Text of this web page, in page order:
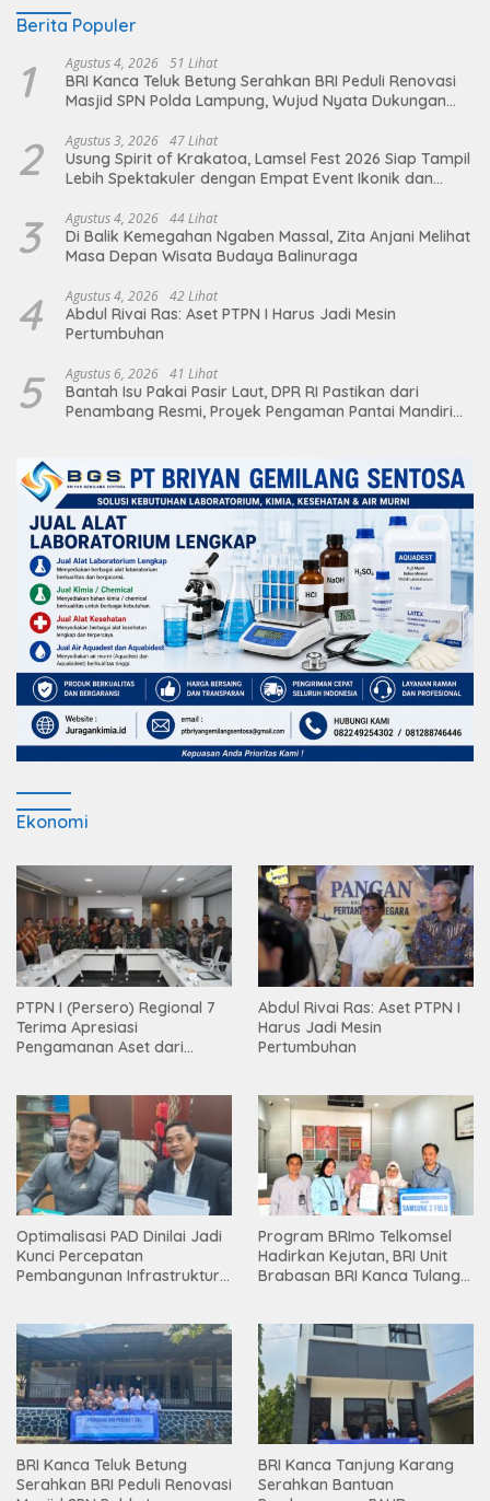
Berita Populer
1 Agustus 4, 2026 51 Lihat
BRI Kanca Teluk Betung Serahkan BRI Peduli Renovasi
Masjid SPN Polda Lampung, Wujud Nyata Dukungan
2 Agustus 3, 2026 47 Lihat
Usung Spirit of Krakatoa, Lamsel Fest 2026 Siap Tampil
Lebih Spektakuler dengan Empat Event Ikonik dan
3 Agustus 4, 2026 44 Lihat
Di Balik Kemegahan Ngaben Massal, Zita Anjani Melihat
Masa Depan Wisata Budaya Balinuraga
4 Agustus 4, 2026 42 Lihat
Abdul Rivai Ras: Aset PTPN I Harus Jadi Mesin
Pertumbuhan
5 Agustus 6, 2026 41 Lihat
Bantah Isu Pakai Pasir Laut, DPR RI Pastikan dari
Penambang Resmi, Proyek Pengaman Pantai Mandiri
Ekonomi
PTPN I (Persero) Regional 7
Terima Apresiasi
Pengamanan Aset dari
Abdul Rivai Ras: Aset PTPN I
Harus Jadi Mesin
Pertumbuhan
Optimalisasi PAD Dinilai Jadi
Kunci Percepatan
Pembangunan Infrastruktur
Program BRImo Telkomsel
Hadirkan Kejutan, BRI Unit
Brabasan BRI Kanca Tulang
Mesuji
BRI Kanca Teluk Betung
Serahkan BRI Peduli Renovasi
BRI Kanca Tanjung Karang
Serahkan Bantuan